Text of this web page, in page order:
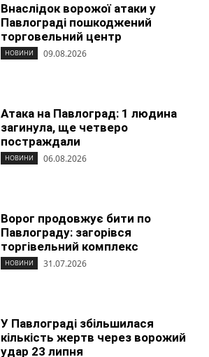
Внаслідок ворожої атаки у
Павлограді пошкоджений
торговельний центр
НОВИНИ 09.08.2026
Атака на Павлоград: 1 людина
загинула, ще четверо
постраждали
НОВИНИ 06.08.2026
Ворог продовжує бити по
Павлограду: загорівся
торгівельний комплекс
НОВИНИ 31.07.2026
У Павлограді збільшилася
кількість жертв через ворожий
удар 23 липня